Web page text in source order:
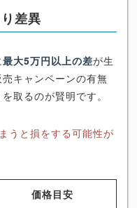
差異
最大5万円以上の差が生
キャンペーンの有無
取るのが賢明です。
うと損をする可能性が
価格目安